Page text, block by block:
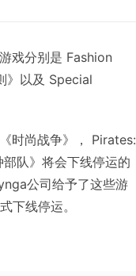
戏分别是 Fashion
》以及 Special
时尚战争》， Pirates:
队》将会下线停运的
公司给予了这些游
下线停运。